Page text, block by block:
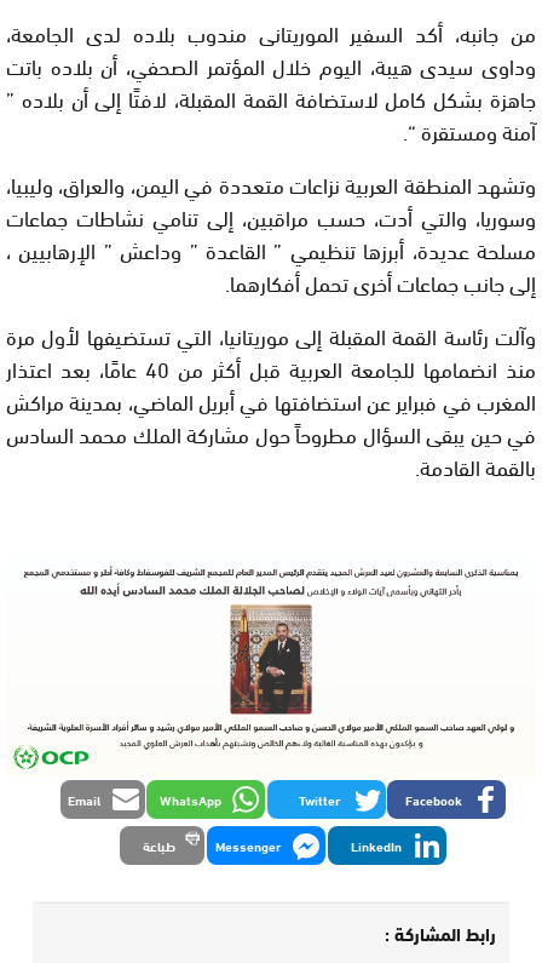
من جانبه، أكد السفير الموريتانى مندوب بلاده لدى الجامعة،
وداوى سيدى هيبة، اليوم خلال المؤتمر الصحفي، أن بلاده باتت
جاهزة بشكل كامل لاستضافة القمة المقبلة، لافتًا إلى أن بلاده ”
آمنة ومستقرة “.
وتشهد المنطقة العربية نزاعات متعددة في اليمن، والعراق، وليبيا،
وسوريا، والتي أدت، حسب مراقبين، إلى تنامي نشاطات جماعات
مسلحة عديدة، أبرزها تنظيمي ” القاعدة ” وداعش ” الإرهابيين ،
إلى جانب جماعات أخرى تحمل أفكارهما.
وآلت رئاسة القمة المقبلة إلى موريتانيا، التي تستضيفها لأول مرة
منذ انضمامها للجامعة العربية قبل أكثر من 40 عامًا، بعد اعتذار
المغرب في فبراير عن استضافتها في أبريل الماضي، بمدينة مراكش
في حين يبقى السؤال مطروحاً حول مشاركة الملك محمد السادس
بالقمة القادمة.
Facebook
Twitter
WhatsApp
Email
LinkedIn
Messenger طباعة
رابط المشاركة :